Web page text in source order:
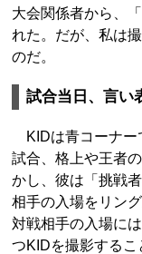
大会関係者から、
れた。だが、私は
のだ。
試合当日、言い
KIDは青コーナー
試合、格上や王者
かし、彼は「挑戦
相手の入場をリン
対戦相手の入場に
つKIDを撮影するこ